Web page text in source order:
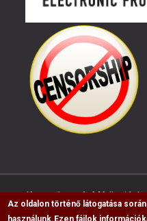
Kapcsolat
Az oldalon történő látogatása
használunk. Ezen fájlok